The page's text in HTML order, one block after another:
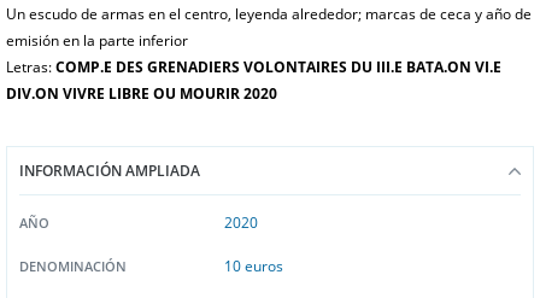
Un escudo de armas en el centro, leyenda alrededor; marcas de ceca y año de
emisión en la parte inferior
Letras:COMP.E DES GRENADIERS VOLONTAIRES DU III.E BATA.ON VI.E
DIV.ON VIVRE LIBRE OU MOURIR 2020
INFORMACIÓN AMPLIADA
AÑO 2020
DENOMINACIÓN 10 euros